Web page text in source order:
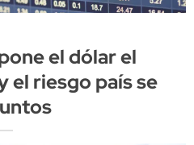
el dólar el
el riesgo país se